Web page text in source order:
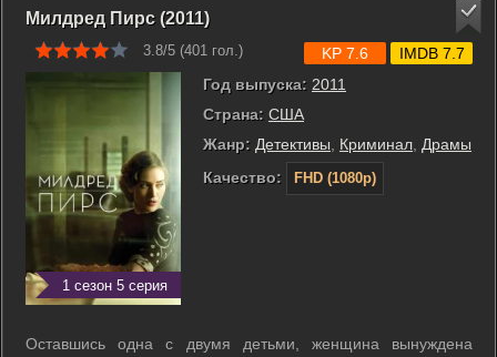
Милдред Пирс (2011)
3.8/5 (401 гол.)
1 сезон 5 серия
Год выпуска: 2011
Страна: США
Жанр: Детективы, Криминал, Драмы
Качество:
FHD (1080p)
KP 7.6 IMDB 7.7
Оставшись одна с двумя детьми, женщина вынуждена